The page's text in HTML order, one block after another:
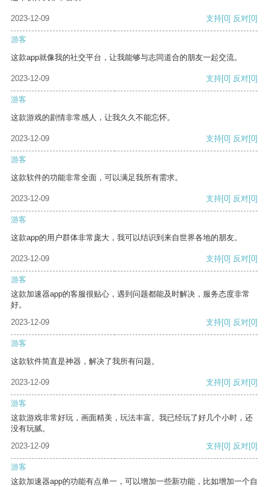
2023-12-09 支持[0] 反对[0]
游客
这款app就像我的社交平台，让我能够与志同道合的朋友一起交流。
2023-12-09 支持[0] 反对[0]
游客
这款游戏的剧情非常感人，让我久久不能忘怀。
2023-12-09 支持[0] 反对[0]
游客
这款软件的功能非常全面，可以满足我所有需求。
2023-12-09 支持[0] 反对[0]
游客
这款app的用户群体非常庞大，我可以结识到来自世界各地的朋友。
2023-12-09 支持[0] 反对[0]
游客
这款加速器app的客服很贴心，遇到问题都能及时解决，服务态度非常
好。
2023-12-09
支持[0] 反对[0]
游客
这款软件简直是神器，解决了我所有问题。
2023-12-09 支持[0] 反对[0]
游客
这款游戏非常好玩，画面精美，玩法丰富。我已经玩了好几个小时，还
没有玩腻。
2023-12-09
支持[0] 反对[0]
游客
这款加速器app的功能有点单一，可以增加一些新功能，比如增加一个自